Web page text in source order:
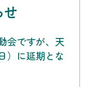
せ
会ですが、天
）に延期とな